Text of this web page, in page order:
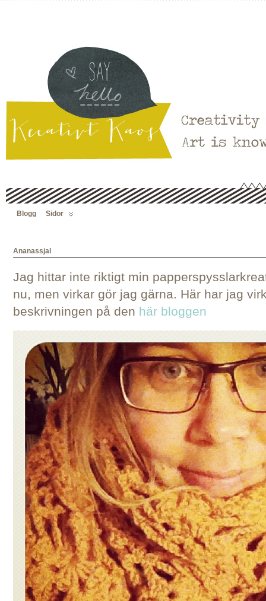
Blogg Sidor
Ananassjal
Jag hittar inte riktigt min
nu, men virkar gör jag gärna. Här har jag
beskrivningen på den här bloggen